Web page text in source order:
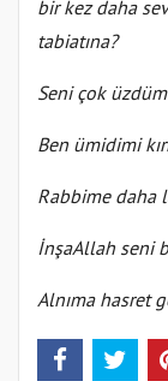
bir kez daha
tabiatına?
Seni çok
Ben ümidimi
Rabbime daha
İnşaAllah seni
Alnıma hasret